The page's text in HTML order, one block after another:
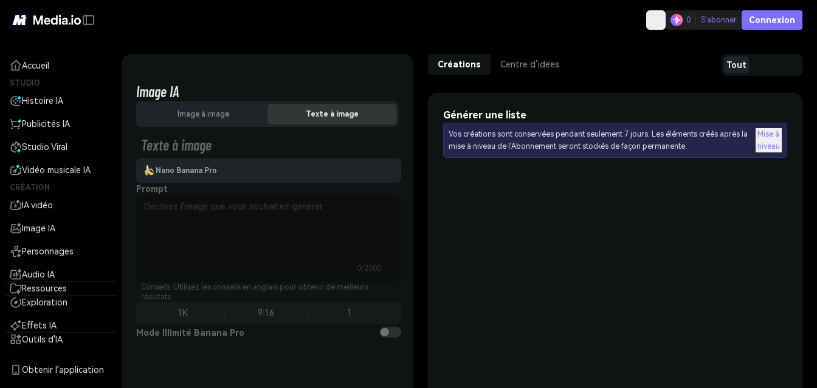
0 S'abonner Connexion
Accueil
STUDIO
Histoire IA
Publicités IA
Studio Viral
Vidéo musicale IA
CRÉATION
IA vidéo
Image IA
Personnages
Audio IA
Ressources
Exploration
Effets IA
Outils d'IA
Obtenir l'application
Image IA
Image à image Texte à image
Texte à image
Nano Banana Pro
Prompt
0/2000
Conseils: Utilisez les conseils en anglais pour obtenir de meilleurs
résultats.
1K 9:16 1
Mode Illimité Banana Pro
Créations Centre d’idées Tout
Générer une liste
Vos créations sont conservées pendant seulement 7 jours. Les éléments créés après la
mise à niveau de l'Abonnement seront stockés de façon permanente.
Mise à
niveau